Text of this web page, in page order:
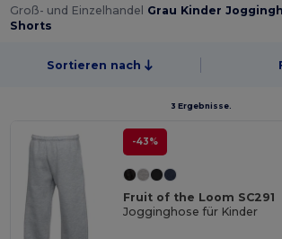
Groß- und Einzelhandel Grau Kinder
Shorts
Sortieren nach
3 Ergebnisse.
-43%
Fruit of the Loom SC291
Jogginghose für Kinder